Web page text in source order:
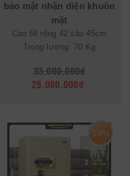
bảo mật nhận diện khuôn
mặt
Cao 68 rộng 42 sâu 45cm
Trọng lượng: 70 Kg
33.000.000đ
28.000.000đ
19%